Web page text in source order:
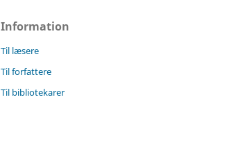
Information
Til læsere
Til forfattere
Til bibliotekarer